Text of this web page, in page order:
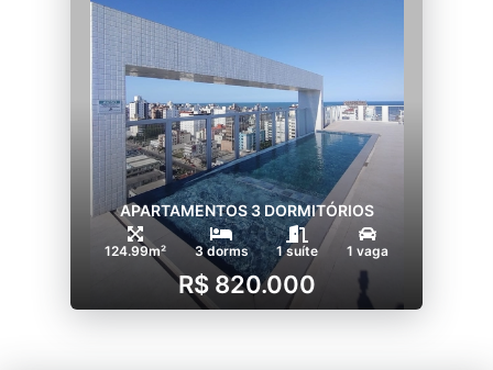
APARTAMENTOS 3 DORMITÓRIOS
124.99m² 3 dorms 1 suíte 1 vaga
R$ 820.000